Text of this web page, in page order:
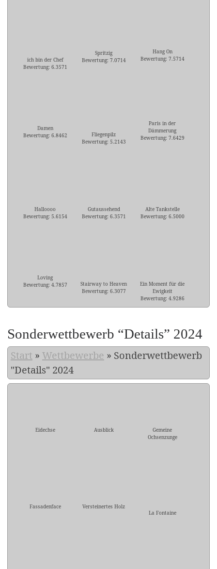
ich bin der Chef
Bewertung: 6.3571
Spritzig
Bewertung: 7.0714
Hang On
Bewertung: 7.5714
Damen
Bewertung: 6.8462
Fliegenpilz
Bewertung: 5.2143
Paris in der
Dämmerung
Bewertung: 7.6429
Halloooo
Bewertung: 5.6154
Gutaussehend
Bewertung: 6.3571
Alte Tankstelle
Bewertung: 6.5000
Loving
Bewertung: 4.7857
Stairway to Heaven
Bewertung: 6.3077
Ein Moment für die
Ewigkeit
Bewertung: 4.9286
Sonderwettbewerb “Details” 2024
Start » Wettbewerbe » Sonderwettbewerb
"Details" 2024
Eidechse Ausblick
Gemeine
Ochsenzunge
Fassadenface
Versteinertes Holz
La Fontaine